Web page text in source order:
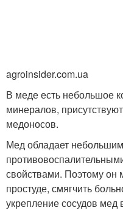
agroinsider.com.ua
В меде есть небольшое
минералов,
медоносов.
Мед обладает
свойствами. Поэтому он
простуде, смягчить
укрепление сосудов мед